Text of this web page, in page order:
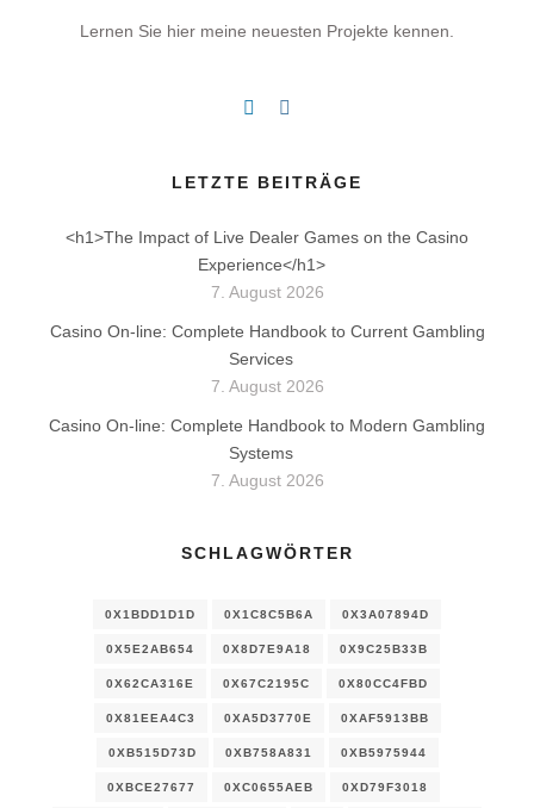
Lernen Sie hier meine neuesten Projekte kennen.
LETZTE BEITRÄGE
<h1>The Impact of Live Dealer Games on the Casino
Experience</h1>
7. August 2026
Casino On-line: Complete Handbook to Current Gambling
Services
7. August 2026
Casino On-line: Complete Handbook to Modern Gambling
Systems
7. August 2026
SCHLAGWÖRTER
0X1BDD1D1D 0X1C8C5B6A 0X3A07894D
0X5E2AB654 0X8D7E9A18 0X9C25B33B
0X62CA316E 0X67C2195C 0X80CC4FBD
0X81EEA4C3 0XA5D3770E 0XAF5913BB
0XB515D73D 0XB758A831 0XB5975944
0XBCE27677 0XC0655AEB 0XD79F3018